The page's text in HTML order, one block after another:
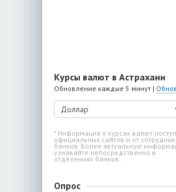
Курсы валют в Астрахани
Обновление каждые 5 минут |
* Информация о курсах валют
официальных сайтов и от
банков. Более актуальную
узнавайте непосредственно в
отделениях банков.
Опрос